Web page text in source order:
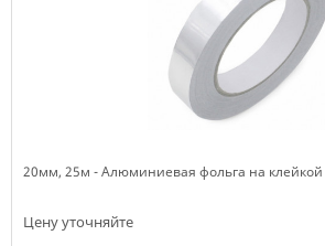
20мм, 25м - Алюминиевая фольга на клейкой
Цену уточняйте